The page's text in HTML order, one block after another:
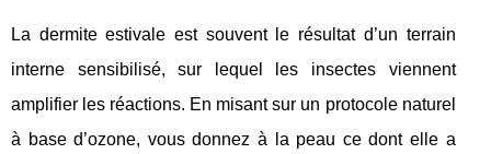
La dermite estivale est souvent le résultat d’un terrain
interne sensibilisé, sur lequel les insectes viennent
amplifier les réactions. En misant sur un protocole naturel
à base d’ozone, vous donnez à la peau ce dont elle a